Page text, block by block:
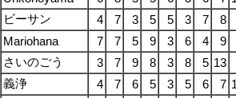
ビーサン 4 7 3 5 5 3 7 8
Mariohana 7 7 5 9 3 6 4 9
さいのごう 3 7 9 8 3 8 5 13
義浄 4 7 6 5 3 5 6 7